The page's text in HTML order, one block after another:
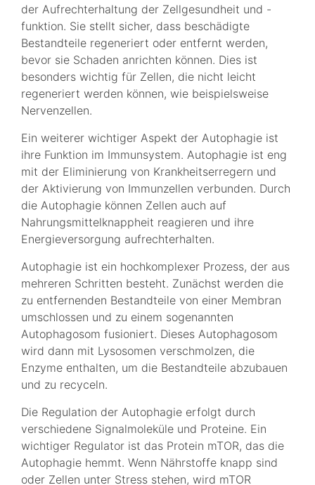
der Aufrechterhaltung der Zellgesundheit und -
funktion. Sie stellt sicher, dass beschädigte
Bestandteile regeneriert oder entfernt werden,
bevor sie Schaden anrichten können. Dies ist
besonders wichtig für Zellen, die nicht leicht
regeneriert werden können, wie beispielsweise
Nervenzellen.
Ein weiterer wichtiger Aspekt der Autophagie ist
ihre Funktion im Immunsystem. Autophagie ist eng
mit der Eliminierung von Krankheitserregern und
der Aktivierung von Immunzellen verbunden. Durch
die Autophagie können Zellen auch auf
Nahrungsmittelknappheit reagieren und ihre
Energieversorgung aufrechterhalten.
Autophagie ist ein hochkomplexer Prozess, der aus
mehreren Schritten besteht. Zunächst werden die
zu entfernenden Bestandteile von einer Membran
umschlossen und zu einem sogenannten
Autophagosom fusioniert. Dieses Autophagosom
wird dann mit Lysosomen verschmolzen, die
Enzyme enthalten, um die Bestandteile abzubauen
und zu recyceln.
Die Regulation der Autophagie erfolgt durch
verschiedene Signalmoleküle und Proteine. Ein
wichtiger Regulator ist das Protein mTOR, das die
Autophagie hemmt. Wenn Nährstoffe knapp sind
oder Zellen unter Stress stehen, wird mTOR